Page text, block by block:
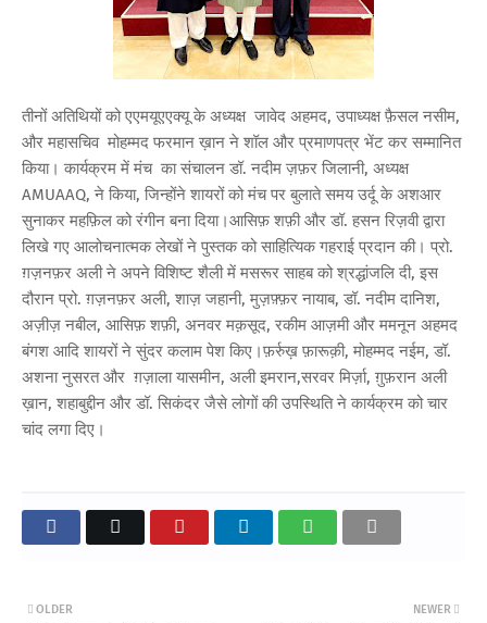
तीनों अतिथियों को एएमयूएएक्यू के अध्यक्ष जावेद अहमद, उपाध्यक्ष फ़ैसल नसीम,
और महासचिव मोहम्मद फरमान ख़ान ने शॉल और प्रमाणपत्र भेंट कर सम्मानित
किया। कार्यक्रम में मंच का संचालन डॉ. नदीम ज़फ़र जिलानी, अध्यक्ष
AMUAAQ, ने किया, जिन्होंने शायरों को मंच पर बुलाते समय उर्दू के अशआर
सुनाकर महफ़िल को रंगीन बना दिया।आसिफ़ शफ़ी और डॉ. हसन रिज़वी द्वारा
लिखे गए आलोचनात्मक लेखों ने पुस्तक को साहित्यिक गहराई प्रदान की। प्रो.
ग़ज़नफ़र अली ने अपने विशिष्ट शैली में मसरूर साहब को श्रद्धांजलि दी, इस
दौरान प्रो. ग़ज़नफ़र अली, शाज़ जहानी, मुज़फ़्फ़र नायाब, डॉ. नदीम दानिश,
अज़ीज़ नबील, आसिफ़ शफ़ी, अनवर मक़सूद, रकीम आज़मी और ममनून अहमद
बंगश आदि शायरों ने सुंदर कलाम पेश किए।फ़र्रुख़ फ़ारूक़ी, मोहम्मद नईम, डॉ.
अशना नुसरत और ग़ज़ाला यासमीन, अली इमरान,सरवर मिर्ज़ा, ग़ुफ़रान अली
ख़ान, शहाबुद्दीन और डॉ. सिकंदर जैसे लोगों की उपस्थिति ने कार्यक्रम को चार
चांद लगा दिए।
NEWER
OLDER